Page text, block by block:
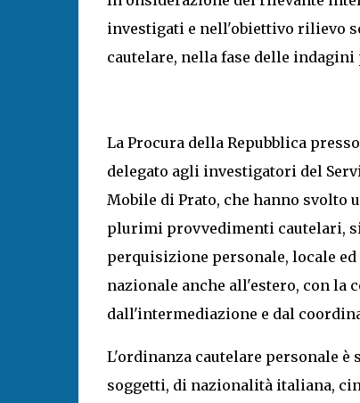
investigati e nell'obiettivo rilievo
cautelare, nella fase delle
La Procura della Repubblica
delegato agli investigatori del
Mobile di Prato, che hanno svolto
plurimi provvedimenti cautelari,
perquisizione personale, locale
nazionale anche all'estero, con la
dall'intermediazione e dal
L'ordinanza cautelare personale è
soggetti, di nazionalità italiana,